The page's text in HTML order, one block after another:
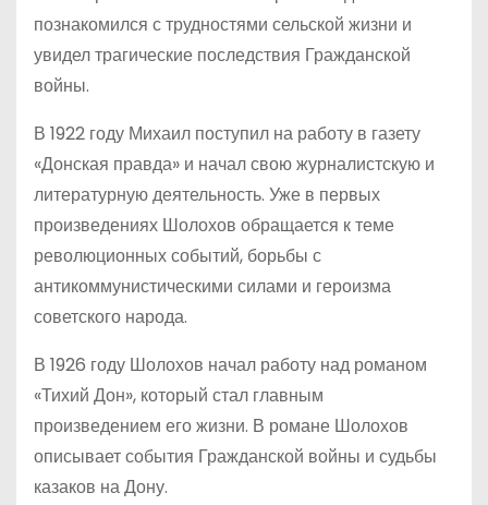
познакомился с трудностями сельской жизни и
увидел трагические последствия Гражданской
войны.
В 1922 году Михаил поступил на работу в газету
«Донская правда» и начал свою журналистскую и
литературную деятельность. Уже в первых
произведениях Шолохов обращается к теме
революционных событий, борьбы с
антикоммунистическими силами и героизма
советского народа.
В 1926 году Шолохов начал работу над романом
«Тихий Дон», который стал главным
произведением его жизни. В романе Шолохов
описывает события Гражданской войны и судьбы
казаков на Дону.